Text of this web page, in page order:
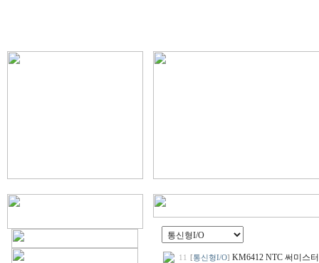
11 [통신형I/O] KM6412 NTC 써미스